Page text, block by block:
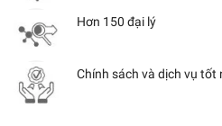
Hơn 150 đại lý
Chính sách và dịch vụ tốt